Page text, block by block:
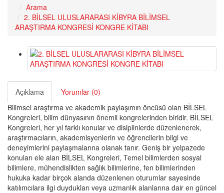
Arama
2. BİLSEL ULUSLARARASI KİBYRA BİLİMSEL
ARAŞTIRMA KONGRESİ KONGRE KİTABI
Açıklama
Yorumlar (0)
Bilimsel araştırma ve akademik paylaşımın öncüsü olan BİLSEL
Kongreleri, bilim dünyasının önemli kongrelerinden biridir. BİLSEL
Kongreleri, her yıl farklı konular ve disiplinlerde düzenlenerek,
araştırmacıların, akademisyenlerin ve öğrencilerin bilgi ve
deneyimlerini paylaşmalarına olanak tanır. Geniş bir yelpazede
konuları ele alan BİLSEL Kongreleri, Temel bilimlerden sosyal
bilimlere, mühendislikten sağlık bilimlerine, fen bilimlerinden
hukuka kadar birçok alanda düzenlenen oturumlar sayesinde
katılımcılara ilgi duydukları veya uzmanlık alanlarına dair en güncel